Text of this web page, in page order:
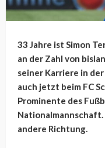
33 Jahre ist Simon
an der Zahl von
seiner Karriere in
auch jetzt beim FC
Prominente des
andere Richtung.